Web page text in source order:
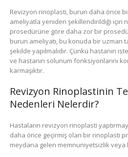
Revizyon rinoplasti, burun daha önce
ameliyatla yeniden şekillendirildiği için
prosedürüne göre daha zor bir
burun ameliyatı, bu konuda bir uzman
şekilde yapılmalıdır. Çünkü hastanın
ve hastanın solunum fonksiyonlarını
karmaşıktır.
Revizyon Rinoplastinin
Nedenleri Nelerdir?
Hastaların revizyon rinoplasti
daha önce geçirmiş olan bir rinoplasti
meydana gelen memnuniyetsizlik veya